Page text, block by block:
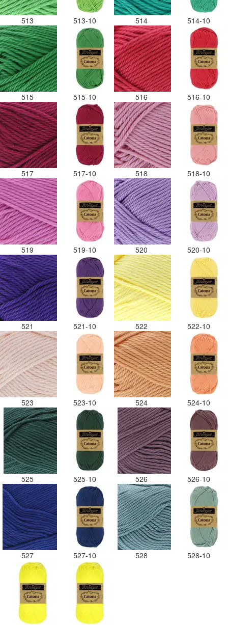
513 513-10 514 514-10
515 515-10 516 516-10
517 517-10 518 518-10
519 519-10 520 520-10
521 521-10 522 522-10
523 523-10 524 524-10
525 525-10 526 526-10
527 527-10 528 528-10